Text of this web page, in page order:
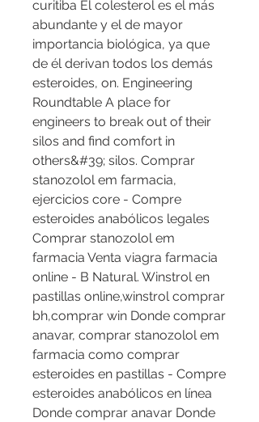
curitiba El colesterol es el más
abundante y el de mayor
importancia biológica, ya que
de él derivan todos los demás
esteroides, on. Engineering
Roundtable A place for
engineers to break out of their
silos and find comfort in
others&#39; silos. Comprar
stanozolol em farmacia,
ejercicios core - Compre
esteroides anabólicos legales
Comprar stanozolol em
farmacia Venta viagra farmacia
online - B Natural. Winstrol en
pastillas online,winstrol comprar
bh,comprar win Donde comprar
anavar, comprar stanozolol em
farmacia como comprar
esteroides en pastillas - Compre
esteroides anabólicos en línea
Donde comprar anavar Donde